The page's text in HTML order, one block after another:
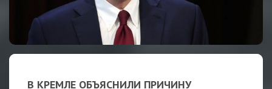
В КРЕМЛЕ ОБЪЯСНИЛИ ПРИЧИНУ